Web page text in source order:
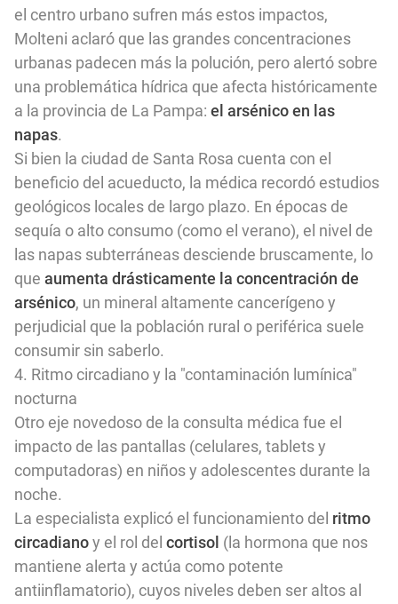
el centro urbano sufren más estos impactos,
Molteni aclaró que las grandes concentraciones
urbanas padecen más la polución, pero alertó sobre
una problemática hídrica que afecta históricamente
a la provincia de La Pampa: el arsénico en las
napas.
Si bien la ciudad de Santa Rosa cuenta con el
beneficio del acueducto, la médica recordó estudios
geológicos locales de largo plazo. En épocas de
sequía o alto consumo (como el verano), el nivel de
las napas subterráneas desciende bruscamente, lo
que aumenta drásticamente la concentración de
arsénico, un mineral altamente cancerígeno y
perjudicial que la población rural o periférica suele
consumir sin saberlo.
4. Ritmo circadiano y la "contaminación lumínica"
nocturna
Otro eje novedoso de la consulta médica fue el
impacto de las pantallas (celulares, tablets y
computadoras) en niños y adolescentes durante la
noche.
La especialista explicó el funcionamiento del ritmo
circadianoy el rol del cortisol (la hormona que nos
mantiene alerta y actúa como potente
antiinflamatorio), cuyos niveles deben ser altos al